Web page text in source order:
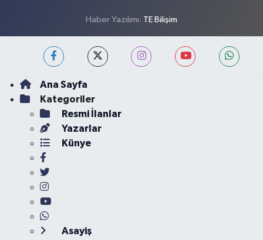
Haber Yazılımı: TE Bilişim
Ana Sayfa
Kategoriler
Resmi İlanlar
Yazarlar
Künye
Asayiş